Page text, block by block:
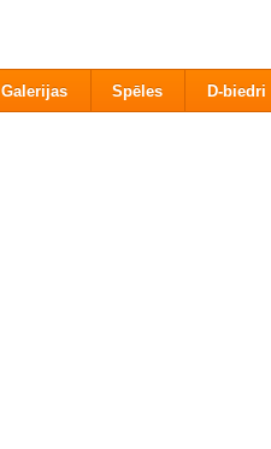
Galerijas Spēles D-biedri